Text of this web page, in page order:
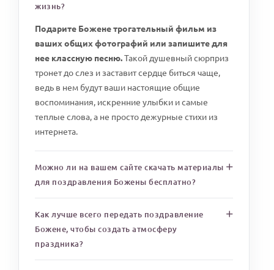
жизнь?
Подарите Божене трогательный фильм из
ваших общих фотографий или запишите для
нее классную песню.Такой душевный сюрприз
тронет до слез и заставит сердце биться чаще,
ведь в нем будут ваши настоящие общие
воспоминания, искренние улыбки и самые
теплые слова, а не просто дежурные стихи из
интернета.
Можно ли на вашем сайте скачать материалы
для поздравления Божены бесплатно?
Как лучше всего передать поздравление
Божене, чтобы создать атмосферу
праздника?